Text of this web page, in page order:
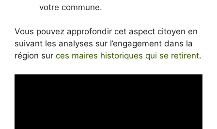
votre commune.
Vous pouvez approfondir cet aspect citoyen en
suivant les analyses sur l’engagement dans la
région sur ces maires historiques qui se retirent.